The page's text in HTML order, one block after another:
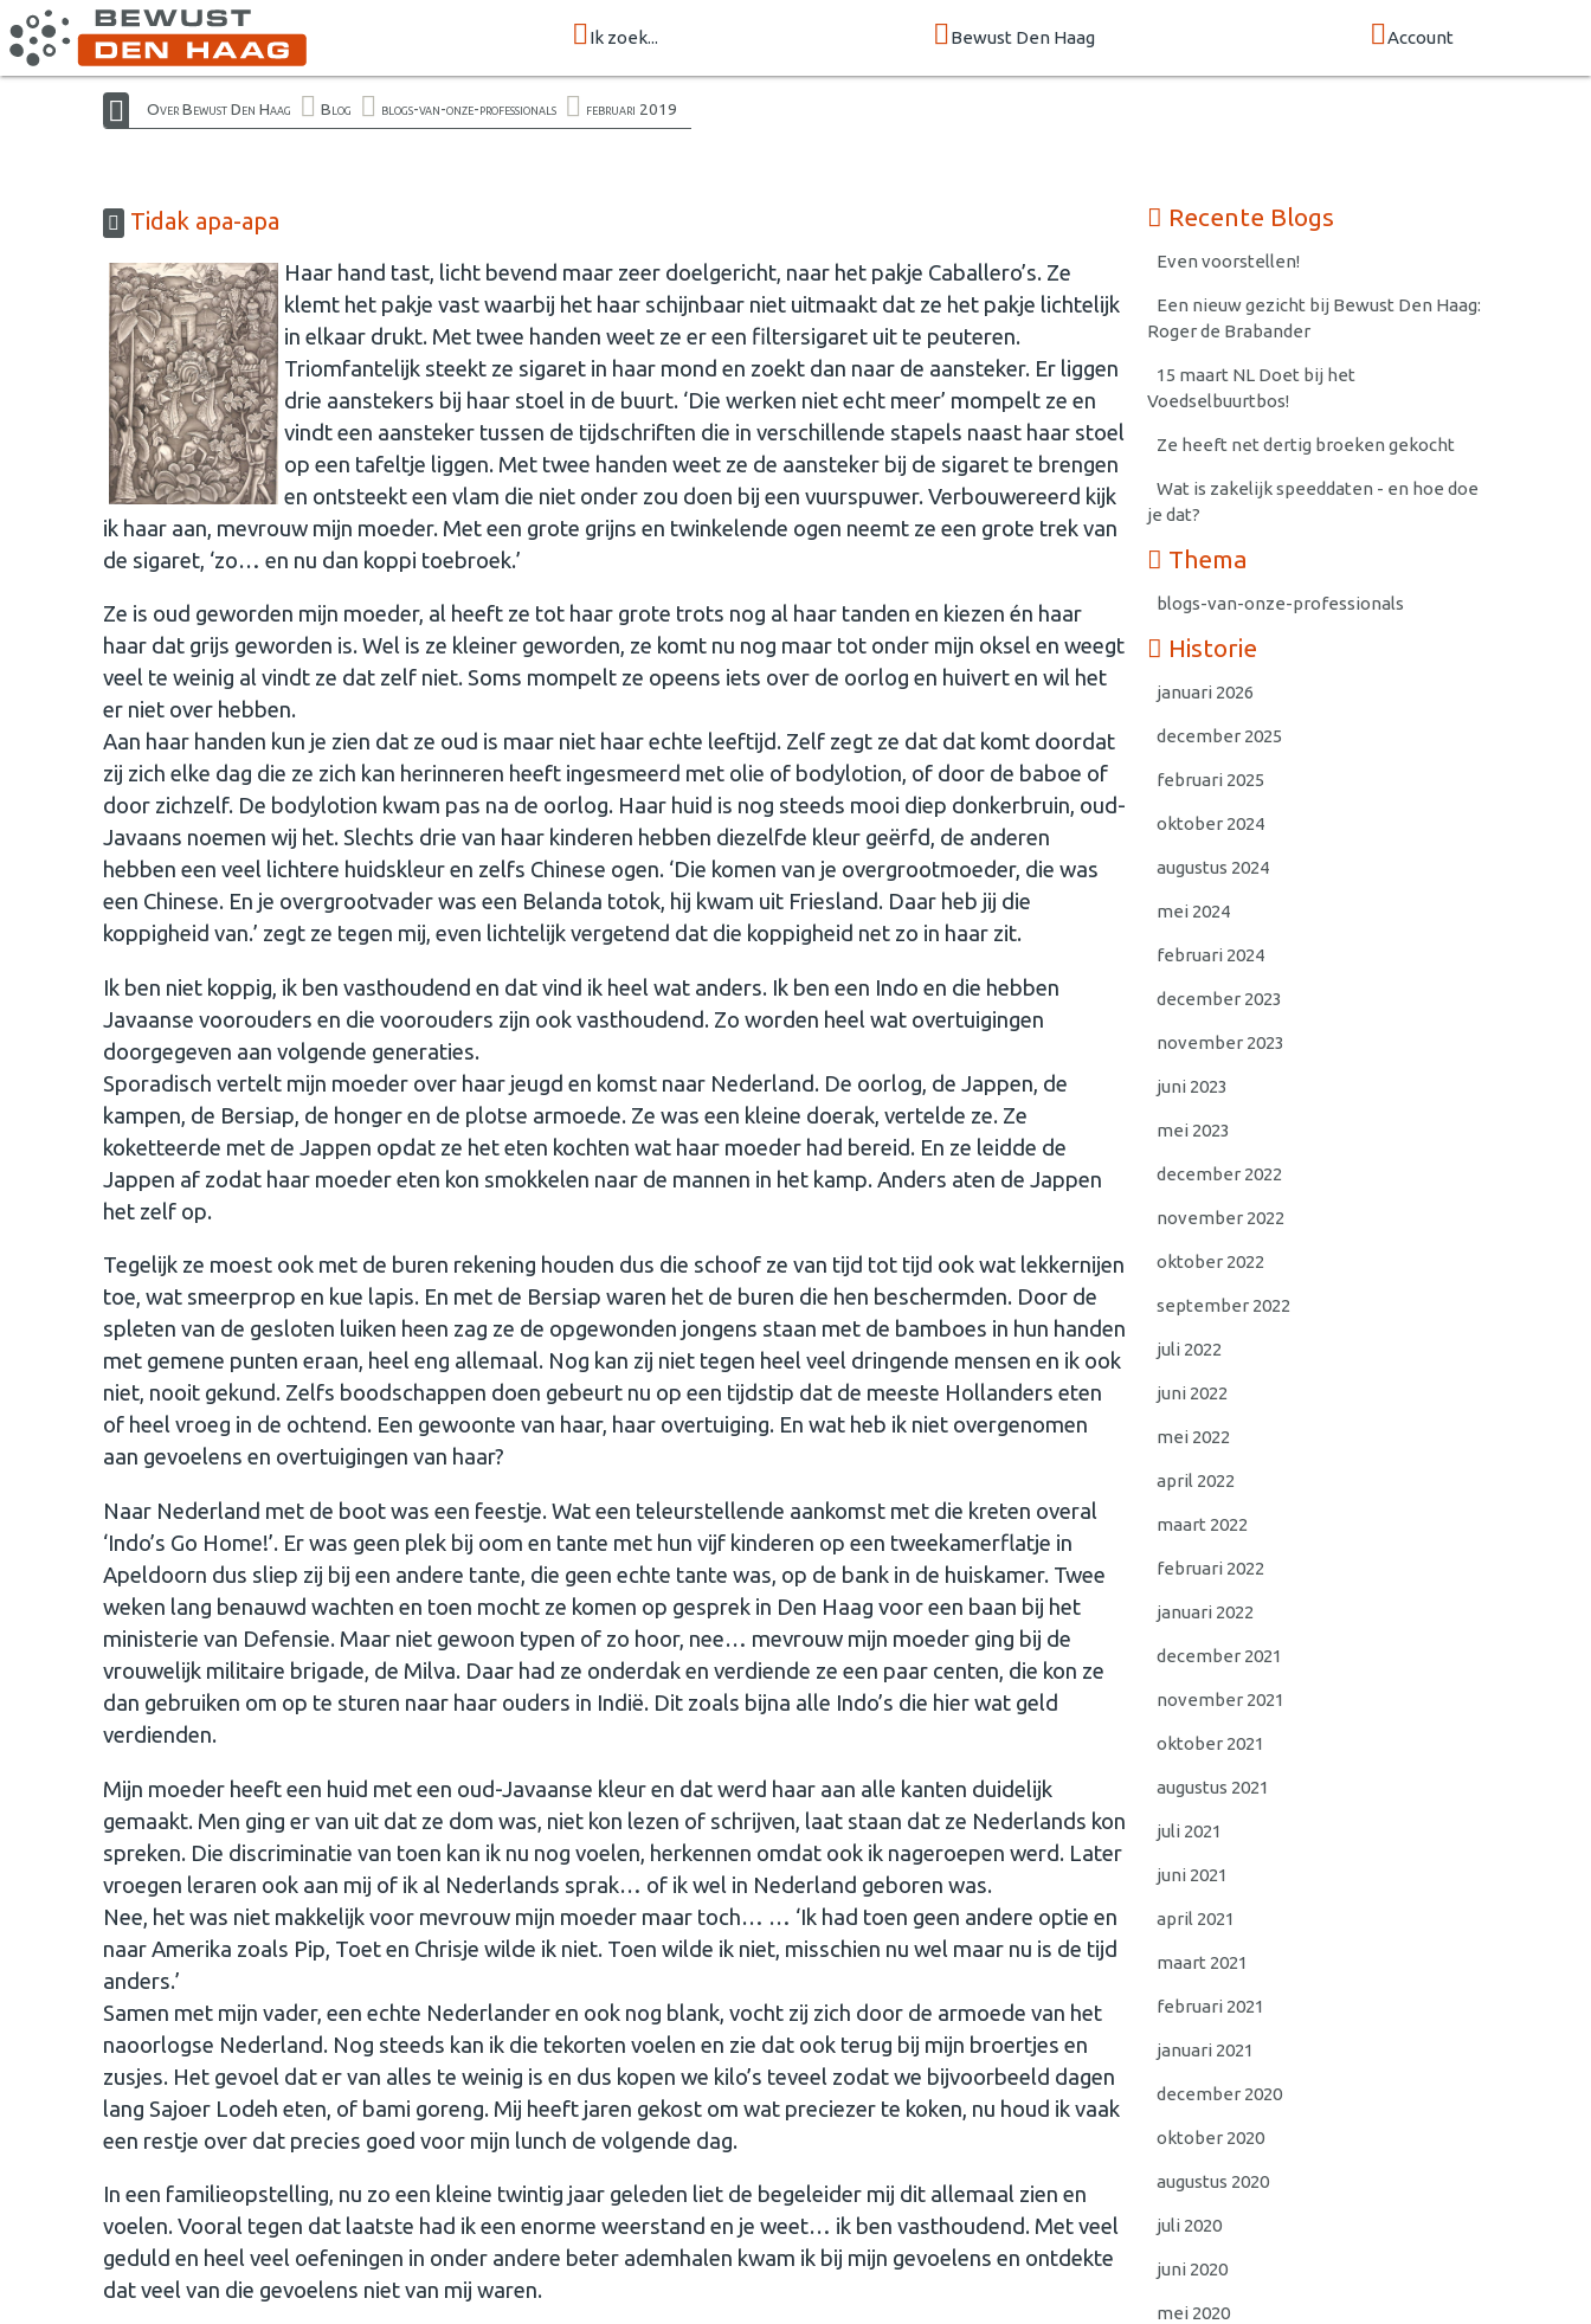
Ik zoek... Bewust Den Haag Account
Over Bewust Den Haag Blog blogs-van-onze-professionals februari 2019
Tidak apa-apa
Haar hand tast, licht bevend maar zeer doelgericht, naar het pakje Caballero’s. Ze
klemt het pakje vast waarbij het haar schijnbaar niet uitmaakt dat ze het pakje lichtelijk
in elkaar drukt. Met twee handen weet ze er een filtersigaret uit te peuteren.
Triomfantelijk steekt ze sigaret in haar mond en zoekt dan naar de aansteker. Er liggen
drie aanstekers bij haar stoel in de buurt. ‘Die werken niet echt meer’ mompelt ze en
vindt een aansteker tussen de tijdschriften die in verschillende stapels naast haar stoel
op een tafeltje liggen. Met twee handen weet ze de aansteker bij de sigaret te brengen
en ontsteekt een vlam die niet onder zou doen bij een vuurspuwer. Verbouwereerd kijk
ik haar aan, mevrouw mijn moeder. Met een grote grijns en twinkelende ogen neemt ze een grote trek van
de sigaret, ‘zo… en nu dan koppi toebroek.’
Ze is oud geworden mijn moeder, al heeft ze tot haar grote trots nog al haar tanden en kiezen én haar
haar dat grijs geworden is. Wel is ze kleiner geworden, ze komt nu nog maar tot onder mijn oksel en weegt
veel te weinig al vindt ze dat zelf niet. Soms mompelt ze opeens iets over de oorlog en huivert en wil het
er niet over hebben.
Aan haar handen kun je zien dat ze oud is maar niet haar echte leeftijd. Zelf zegt ze dat dat komt doordat
zij zich elke dag die ze zich kan herinneren heeft ingesmeerd met olie of bodylotion, of door de baboe of
door zichzelf. De bodylotion kwam pas na de oorlog. Haar huid is nog steeds mooi diep donkerbruin, oud-
Javaans noemen wij het. Slechts drie van haar kinderen hebben diezelfde kleur geërfd, de anderen
hebben een veel lichtere huidskleur en zelfs Chinese ogen. ‘Die komen van je overgrootmoeder, die was
een Chinese. En je overgrootvader was een Belanda totok, hij kwam uit Friesland. Daar heb jij die
koppigheid van.’ zegt ze tegen mij, even lichtelijk vergetend dat die koppigheid net zo in haar zit.
Ik ben niet koppig, ik ben vasthoudend en dat vind ik heel wat anders. Ik ben een Indo en die hebben
Javaanse voorouders en die voorouders zijn ook vasthoudend. Zo worden heel wat overtuigingen
doorgegeven aan volgende generaties.
Sporadisch vertelt mijn moeder over haar jeugd en komst naar Nederland. De oorlog, de Jappen, de
kampen, de Bersiap, de honger en de plotse armoede. Ze was een kleine doerak, vertelde ze. Ze
koketteerde met de Jappen opdat ze het eten kochten wat haar moeder had bereid. En ze leidde de
Jappen af zodat haar moeder eten kon smokkelen naar de mannen in het kamp. Anders aten de Jappen
het zelf op.
Tegelijk ze moest ook met de buren rekening houden dus die schoof ze van tijd tot tijd ook wat lekkernijen
toe, wat smeerprop en kue lapis. En met de Bersiap waren het de buren die hen beschermden. Door de
spleten van de gesloten luiken heen zag ze de opgewonden jongens staan met de bamboes in hun handen
met gemene punten eraan, heel eng allemaal. Nog kan zij niet tegen heel veel dringende mensen en ik ook
niet, nooit gekund. Zelfs boodschappen doen gebeurt nu op een tijdstip dat de meeste Hollanders eten
of heel vroeg in de ochtend. Een gewoonte van haar, haar overtuiging. En wat heb ik niet overgenomen
aan gevoelens en overtuigingen van haar?
Naar Nederland met de boot was een feestje. Wat een teleurstellende aankomst met die kreten overal
‘Indo’s Go Home!’. Er was geen plek bij oom en tante met hun vijf kinderen op een tweekamerflatje in
Apeldoorn dus sliep zij bij een andere tante, die geen echte tante was, op de bank in de huiskamer. Twee
weken lang benauwd wachten en toen mocht ze komen op gesprek in Den Haag voor een baan bij het
ministerie van Defensie. Maar niet gewoon typen of zo hoor, nee… mevrouw mijn moeder ging bij de
vrouwelijk militaire brigade, de Milva. Daar had ze onderdak en verdiende ze een paar centen, die kon ze
dan gebruiken om op te sturen naar haar ouders in Indië. Dit zoals bijna alle Indo’s die hier wat geld
verdienden.
Mijn moeder heeft een huid met een oud-Javaanse kleur en dat werd haar aan alle kanten duidelijk
gemaakt. Men ging er van uit dat ze dom was, niet kon lezen of schrijven, laat staan dat ze Nederlands kon
spreken. Die discriminatie van toen kan ik nu nog voelen, herkennen omdat ook ik nageroepen werd. Later
vroegen leraren ook aan mij of ik al Nederlands sprak… of ik wel in Nederland geboren was.
Nee, het was niet makkelijk voor mevrouw mijn moeder maar toch… … ‘Ik had toen geen andere optie en
naar Amerika zoals Pip, Toet en Chrisje wilde ik niet. Toen wilde ik niet, misschien nu wel maar nu is de tijd
anders.’
Samen met mijn vader, een echte Nederlander en ook nog blank, vocht zij zich door de armoede van het
naoorlogse Nederland. Nog steeds kan ik die tekorten voelen en zie dat ook terug bij mijn broertjes en
zusjes. Het gevoel dat er van alles te weinig is en dus kopen we kilo’s teveel zodat we bijvoorbeeld dagen
lang Sajoer Lodeh eten, of bami goreng. Mij heeft jaren gekost om wat preciezer te koken, nu houd ik vaak
een restje over dat precies goed voor mijn lunch de volgende dag.
In een familieopstelling, nu zo een kleine twintig jaar geleden liet de begeleider mij dit allemaal zien en
voelen. Vooral tegen dat laatste had ik een enorme weerstand en je weet… ik ben vasthoudend. Met veel
geduld en heel veel oefeningen in onder andere beter ademhalen kwam ik bij mijn gevoelens en ontdekte
dat veel van die gevoelens niet van mij waren.
Recente Blogs
Even voorstellen!
Een nieuw gezicht bij Bewust Den Haag:
Roger de Brabander
15 maart NL Doet bij het
Voedselbuurtbos!
Ze heeft net dertig broeken gekocht
Wat is zakelijk speeddaten - en hoe doe
je dat?
Thema
blogs-van-onze-professionals
Historie
januari 2026
december 2025
februari 2025
oktober 2024
augustus 2024
mei 2024
februari 2024
december 2023
november 2023
juni 2023
mei 2023
december 2022
november 2022
oktober 2022
september 2022
juli 2022
juni 2022
mei 2022
april 2022
maart 2022
februari 2022
januari 2022
december 2021
november 2021
oktober 2021
augustus 2021
juli 2021
juni 2021
april 2021
maart 2021
februari 2021
januari 2021
december 2020
oktober 2020
augustus 2020
juli 2020
juni 2020
mei 2020